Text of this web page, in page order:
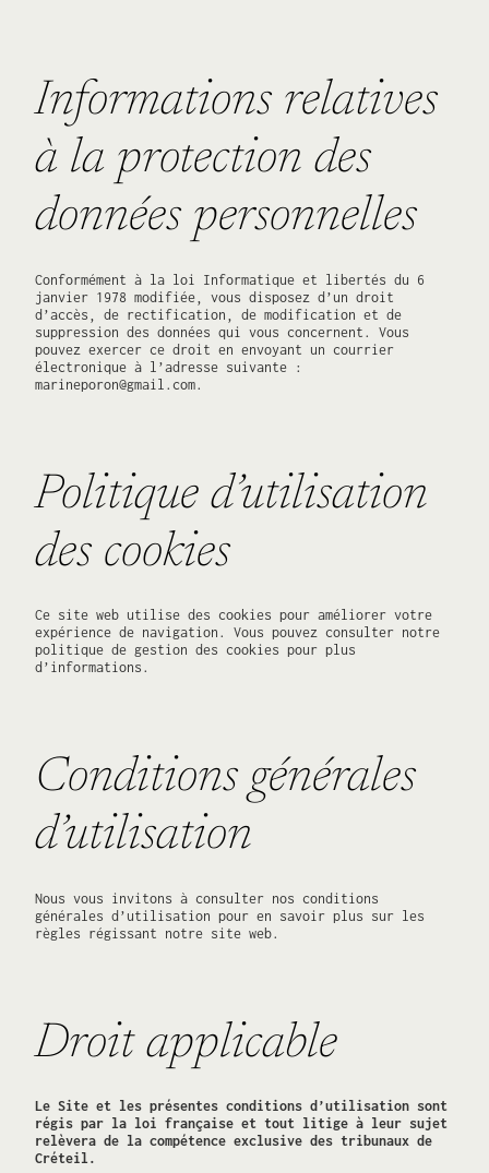
Informations relatives
à la protection des
données personnelles
Conformément à la loi Informatique et libertés du 6
janvier 1978 modifiée, vous disposez d’un droit
d’accès, de rectification, de modification et de
suppression des données qui vous concernent. Vous
pouvez exercer ce droit en envoyant un courrier
électronique à l’adresse suivante :
marineporon@gmail.com.
Politique d’utilisation
des cookies
Ce site web utilise des cookies pour améliorer votre
expérience de navigation. Vous pouvez consulter notre
politique de gestion des cookies pour plus
d’informations.
Conditions générales
d’utilisation
Nous vous invitons à consulter nos conditions
générales d’utilisation pour en savoir plus sur les
règles régissant notre site web.
Droit applicable
Le Site et les présentes conditions d’utilisation sont
régis par la loi française et tout litige à leur sujet
relèvera de la compétence exclusive des tribunaux de
Créteil.